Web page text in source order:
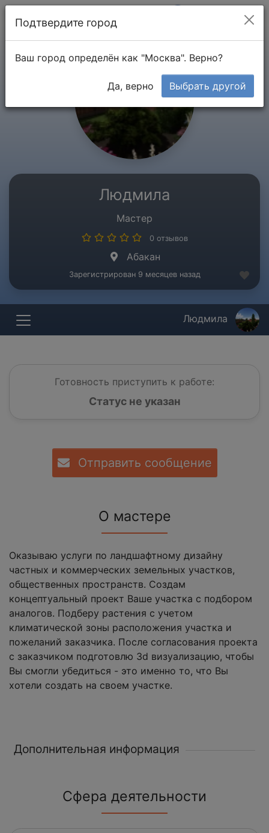
Людмила
Мастер
0 отзывов
Абакан
Зарегистрирован 9 месяцев назад
Людмила
Готовность приступить к работе:
Статус не указан
Отправить сообщение
О мастере
Оказываю услуги по ландшафтному дизайну
частных и коммерческих земельных участков,
общественных пространств. Создам
концептуальный проект Ваше участка с подбором
аналогов. Подберу растения с учетом
климатической зоны расположения участка и
пожеланий заказчика. После согласования проекта
с заказчиком подготовлю 3d визуализацию, чтобы
Вы смогли убедиться - это именно то, что Вы
хотели создать на своем участке.
Дополнительная информация
Сфера деятельности
Подтвердите город
Ваш город определён как "Москва". Верно?
Да, верно Выбрать другой